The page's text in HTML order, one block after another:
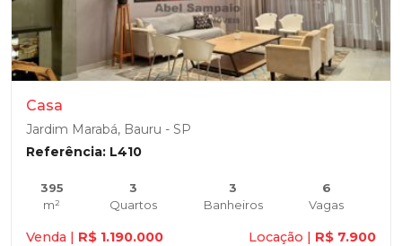
Casa
Jardim Marabá, Bauru - SP
Referência: L410
395
m²
3
Quartos
3
Banheiros
6
Vagas
Venda | R$ 1.190.000 Locação | R$ 7.900